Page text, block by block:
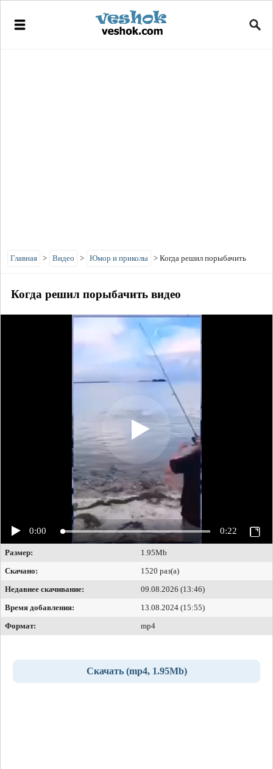
Главная > Видео > Юмор и приколы > Когда решил порыбачить
Когда решил порыбачить видео
0:00 0:22
Размер:
1.95Mb
Скачано:
1520 раз(а)
Недавнее скачивание:
09.08.2026 (13:46)
Время добавления:
13.08.2024 (15:55)
Формат:
mp4
Скачать (mp4, 1.95Mb)